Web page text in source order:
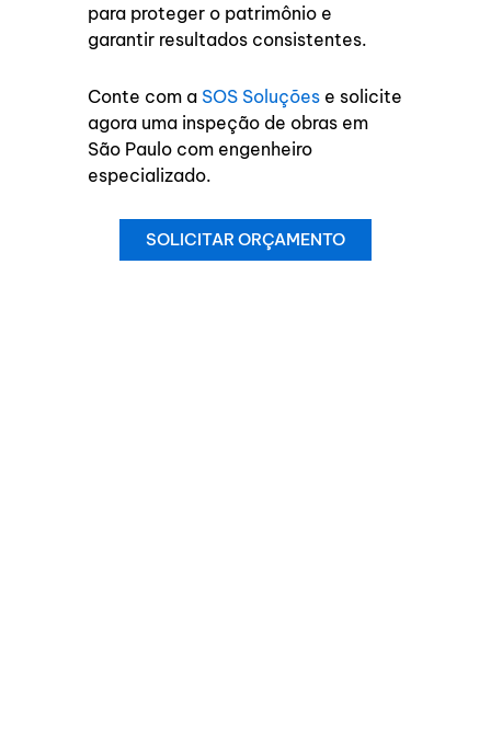
para proteger o patrimônio e
garantir resultados consistentes.
Conte com a SOS Soluções e solicite
agora uma inspeção de obras em
São Paulo com engenheiro
especializado.
SOLICITAR ORÇAMENTO